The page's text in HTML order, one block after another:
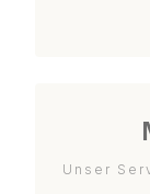
Unser